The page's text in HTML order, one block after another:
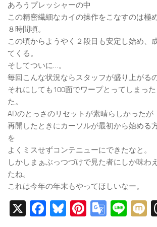
あろうプレッシャーの中
この精密繊細なカイの操作をこなすのは極
８時間頃。
この頃からようやく２段目も安定し始め、
てくる。
そしてついに…。
毎回こんな状況ならスタッフが盛り上がる
それにしても100面でワープとってしまっ
た。
ADのとっさのリセットが素晴らしかったが
再開したときにカーソルが最初から始める
を
よくミスせずコンテニューにできたなと。
しかしまぁぶっつづけで見た者にしか味わ
たね。
これは今年の年末もやってほしいなー。
X Facebook
Bluesky
Pinterest
Google
Line